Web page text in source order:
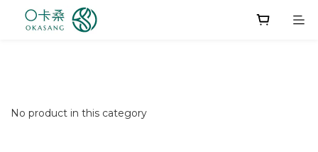
No product in this category